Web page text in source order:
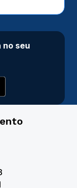
no seu